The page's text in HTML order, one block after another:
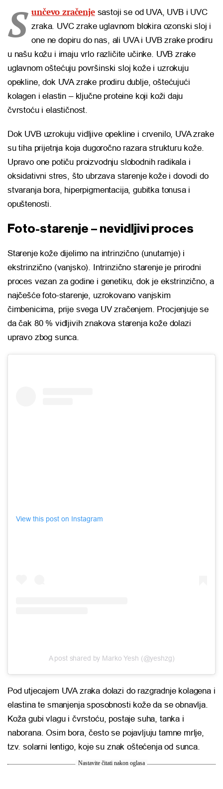
S unčevo zračenjesastoji se od UVA, UVB i UVC
zraka. UVC zrake uglavnom blokira ozonski sloj i
one ne dopiru do nas, ali UVA i UVB zrake prodiru
u našu kožu i imaju vrlo različite učinke. UVB zrake
uglavnom oštećuju površinski sloj kože i uzrokuju
opekline, dok UVA zrake prodiru dublje, oštećujući
kolagen i elastin – ključne proteine koji koži daju
čvrstoću i elastičnost.
Dok UVB uzrokuju vidljive opekline i crvenilo, UVA zrake
su tiha prijetnja koja dugoročno razara strukturu kože.
Upravo one potiču proizvodnju slobodnih radikala i
oksidativni stres, što ubrzava starenje kože i dovodi do
stvaranja bora, hiperpigmentacija, gubitka tonusa i
opuštenosti.
Foto-starenje – nevidljivi proces
Starenje kože dijelimo na intrinzično (unutarnje) i
ekstrinzično (vanjsko). Intrinzično starenje je prirodni
proces vezan za godine i genetiku, dok je ekstrinzično, a
najčešće foto-starenje, uzrokovano vanjskim
čimbenicima, prije svega UV zračenjem. Procjenjuje se
da čak 80 % vidljivih znakova starenja kože dolazi
upravo zbog sunca.
View this post on Instagram
A post shared by Marko Yesh (@yeshzg)
Pod utjecajem UVA zraka dolazi do razgradnje kolagena i
elastina te smanjenja sposobnosti kože da se obnavlja.
Koža gubi vlagu i čvrstoću, postaje suha, tanka i
naborana. Osim bora, često se pojavljuju tamne mrlje,
tzv. solarni lentigo, koje su znak oštećenja od sunca.
Nastavite čitati nakon oglasa